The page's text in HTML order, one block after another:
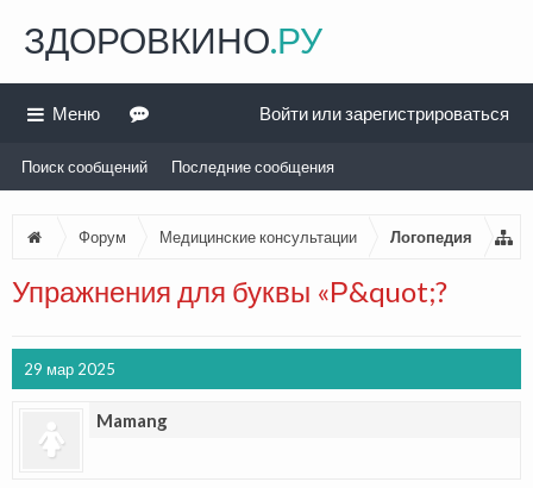
Форум Медицинские консультации Логопедия
Упражнения для буквы «Р&quot;?
29 мар 2025
Mamang
ЗДОРОВКИНО.РУ
Меню
Поиск сообщений Последние сообщения
Войти или зарегистрироваться